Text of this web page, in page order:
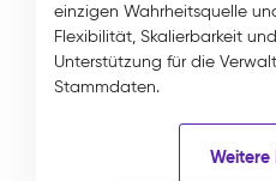
einzigen Wahrheitsquelle
Flexibilität, Skalierbarkeit
Unterstützung für die
Stammdaten.
Weitere